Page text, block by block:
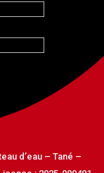
d’eau – Tané –